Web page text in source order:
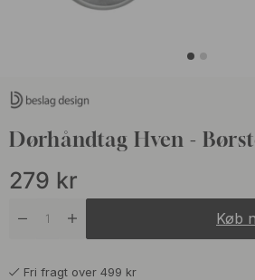
Dørhåndtag Hven -
279 kr
Køb
Fri fragt over 499 kr